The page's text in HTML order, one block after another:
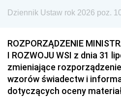
1935 1934
1929 1928
1926 1925
1923 1922
Dziennik Ustaw rok 2026 poz.
ROZPORZĄDZENIE
I ROZWOJU WSI z dnia 31
zmieniające
wzorów świadectw i
dotyczących oceny